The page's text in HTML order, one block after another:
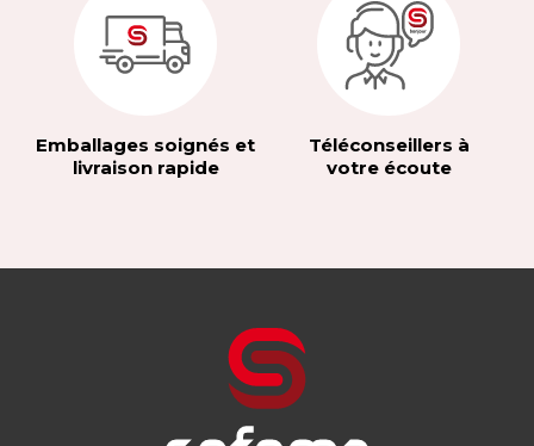
Emballages soignés et
livraison rapide
Téléconseillers à
votre écoute